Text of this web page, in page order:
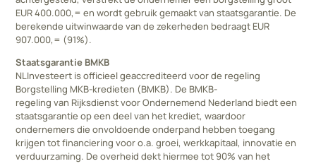
EUR 400.000,= en wordt gebruik gemaakt van staatsgarantie. De
berekende uitwinwaarde van de zekerheden bedraagt EUR
907.000,= (91%).
Staatsgarantie BMKB
NLInvesteert is officieel geaccrediteerd voor de regeling
Borgstelling MKB‑kredieten (BMKB). De BMKB-
regeling van Rijksdienst voor Ondernemend Nederland biedt een
staatsgarantie op een deel van het krediet, waardoor
ondernemers die onvoldoende onderpand hebben toegang
krijgen tot financiering voor o.a. groei, werkkapitaal, innovatie en
verduurzaming. De overheid dekt hiermee tot 90% van het